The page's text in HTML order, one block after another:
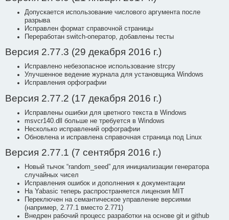
Допускается использование числового аргумента после
разрыва
Исправлен формат справочной страницы
Переработан switch-оператор, добавлены тесты
Версия 2.77.3 (29 декабря 2016 г.)
Исправлено небезопасное использование strcpy
Улучшенное ведение журнала для установщика Windows
Исправления орфографии
Версия 2.77.2 (17 декабря 2016 г.)
Исправлены ошибки для цветного текста в Windows
msvcr140.dll больше не требуется в Windows
Несколько исправлений орфографии
Обновлена и исправлена справочная страница под Linux
Версия 2.77.1 (7 сентября 2016 г.)
Новый тычок “random_seed” для инициализации генератора
случайных чисел
Исправления ошибок и дополнения к документации
На Yabasic теперь распространяется лицензия MIT
Переключен на семантическое управление версиями
(например, 2.77.1 вместо 2.771)
Внедрен рабочий процесс разработки на основе git и github